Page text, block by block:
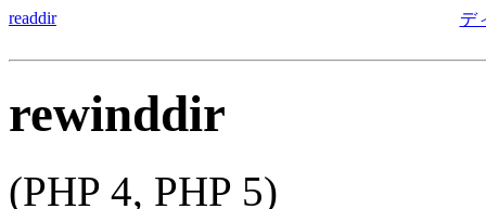
readdir デ
rewinddir
(PHP 4, PHP 5)